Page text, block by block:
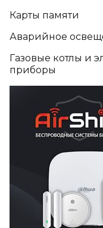
Карты памяти
Аварийное
Газовые котлы и
приборы